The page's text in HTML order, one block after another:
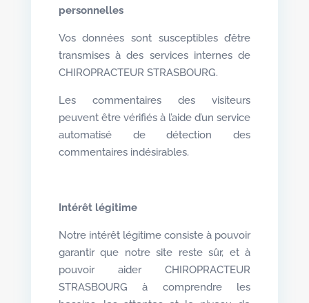
personnelles
Vos données sont susceptibles d’être
transmises à des services internes de
CHIROPRACTEUR STRASBOURG.
Les commentaires des visiteurs
peuvent être vérifiés à l’aide d’un service
automatisé de détection des
commentaires indésirables.
Intérêt légitime
Notre intérêt légitime consiste à pouvoir
garantir que notre site reste sûr, et à
pouvoir aider CHIROPRACTEUR
STRASBOURG à comprendre les